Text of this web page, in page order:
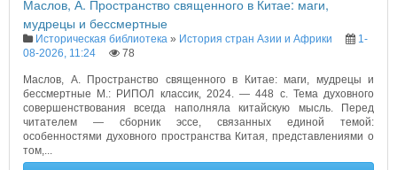
мудрецы и бессмертные
Историческая библиотека » История стран Азии и Африки
1-
08-2026, 11:24
78
Маслов, А. Пространство священного в Китае: маги, мудрецы и
бессмертные М.: РИПОЛ классик, 2024. — 448 с. Тема духовного
совершенствования всегда наполняла китайскую мысль. Перед
читателем — сборник эссе, связанных единой темой:
особенностями духовного пространства Китая, представлениями о
том,...